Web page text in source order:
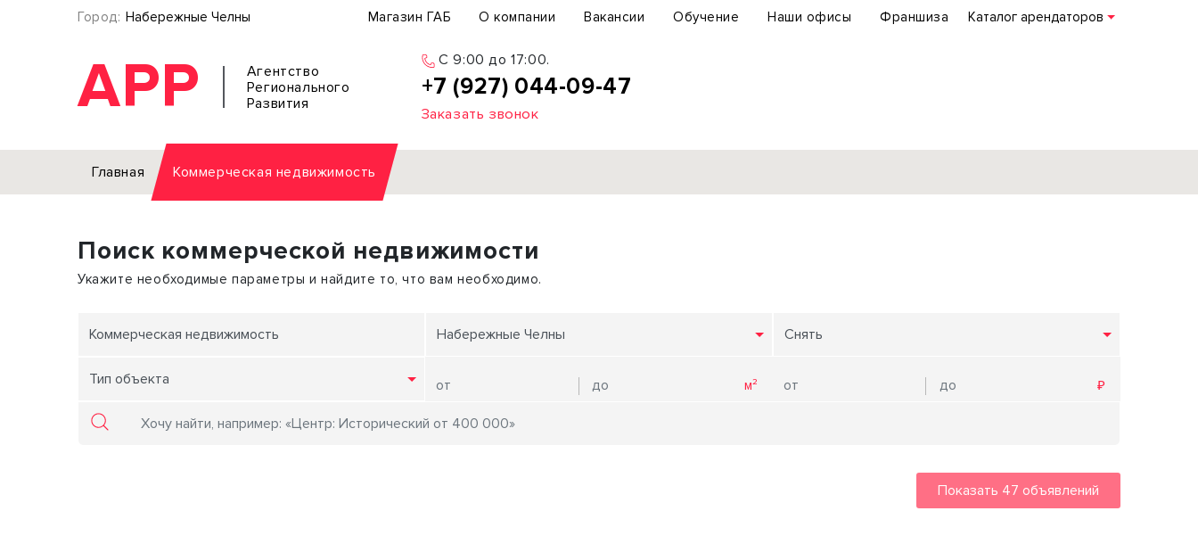
Город: Набережные Челны Магазин ГАБ О компании Вакансии Обучение Наши офисы Франшиза Каталог арендаторов
АРР
Агентство
Регионального
Развития
C 9:00 до 17:00.
+7 (927) 044-09-47
Заказать звонок
Главная Коммерческая недвижимость
Офис
Торговое помещение
Склад
Земельный участок
Отдельное здание
Бизнес-центр
Поиск коммерческой недвижимости
Укажите необходимые параметры и найдите то, что вам необходимо.
Коммерческая недвижимость Набережные Челны Снять
Тип объекта
Показать 47 объявлений